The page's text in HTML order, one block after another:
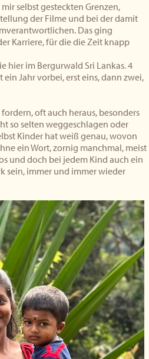
selbst gesteckten Grenzen,
der Filme und bei der damit
Das ging
Karriere, für die die Zeit knapp
hier im Bergurwald Sri Lankas. 4
Jahr vorbei, erst eins, dann zwei,
oft auch heraus, besonders
so selten weggeschlagen oder
Kinder hat weiß genau, wovon
ein Wort, zornig manchmal, meist
und doch bei jedem Kind auch ein
sein, immer und immer wieder